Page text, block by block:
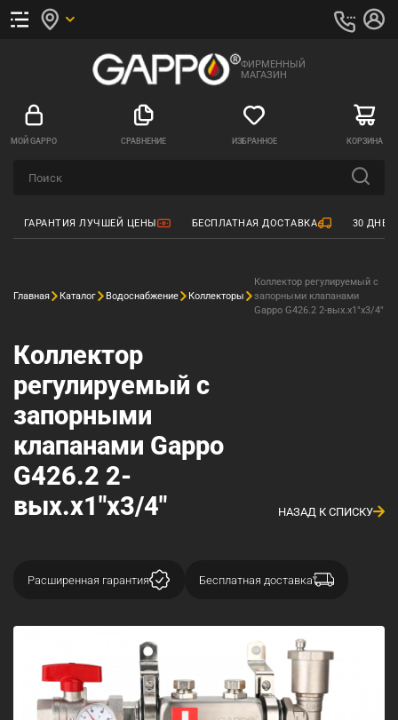
ФИРМЕННЫЙ
МАГАЗИН
МОЙ GAPPO СРАВНЕНИЕ ИЗБРАННОЕ КОРЗИНА
ГАРАНТИЯ ЛУЧШЕЙ ЦЕНЫ БЕСПЛАТНАЯ ДОСТАВКА 30
Главная Каталог Водоснабжение Коллекторы
Коллектор регулируемый с
запорными клапанами
Gappo G426.2 2-вых.x1"x3/4"
Коллектор
регулируемый с
запорными
клапанами Gappo
G426.2 2-
вых.x1"x3/4"
НАЗАД К СПИСКУ
Расширенная гарантия Бесплатная доставка